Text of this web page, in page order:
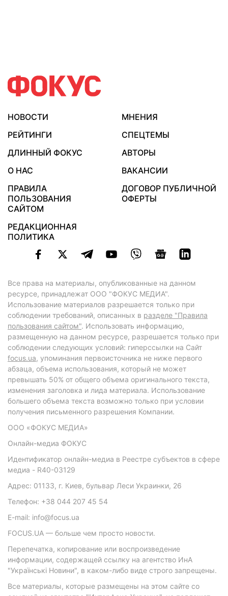
НОВОСТИ
МНЕНИЯ
РЕЙТИНГИ
СПЕЦТЕМЫ
ДЛИННЫЙ ФОКУС
АВТОРЫ
О НАС
ВАКАНСИИ
ПРАВИЛА
ПОЛЬЗОВАНИЯ
САЙТОМ
ДОГОВОР ПУБЛИЧНОЙ
ОФЕРТЫ
РЕДАКЦИОННАЯ
ПОЛИТИКА
Все права на материалы, опубликованные на данном
ресурсе, принадлежат ООО "ФОКУС МЕДИА".
Использование материалов разрешается только при
соблюдении требований, описанных в разделе "Правила
пользования сайтом". Использовать информацию,
размещенную на данном ресурсе, разрешается только при
соблюдении следующих условий: гиперссылки на Сайт
focus.ua, упоминания первоисточника не ниже первого
абзаца, объема использования, который не может
превышать 50% от общего объема оригинального текста,
изменения заголовка и лида материала. Использование
большего объема текста возможно только при условии
получения письменного разрешения Компании.
ООО «ФОКУС МЕДИА»
Онлайн-медиа ФОКУС
Идентификатор онлайн-медиа в Реестре субъектов в сфере
медиа - R40-03129
Адрес: 01133, г. Киев, бульвар Леси Украинки, 26
Телефон: +38 044 207 45 54
E-mail: info@focus.ua
FOCUS.UA — больше чем просто новости.
Перепечатка, копирование или воспроизведение
информации, содержащей ссылку на агентство ИнА
"Українські Новини", в каком-либо виде строго запрещены.
Все материалы, которые размещены на этом сайте со